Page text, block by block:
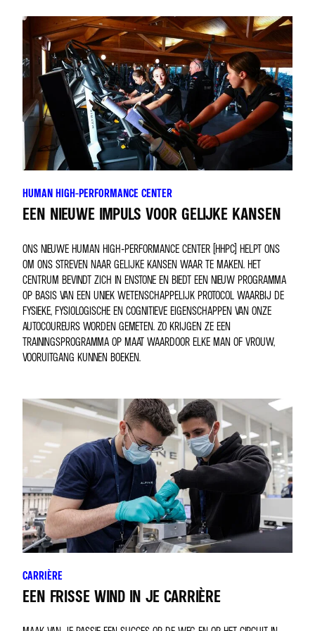
HUMAN HIGH-PERFORMANCE CENTER
EEN NIEUWE IMPULS VOOR GELIJKE KANSEN
ONS NIEUWE HUMAN HIGH-PERFORMANCE CENTER (HHPC) HELPT ONS
OM ONS STREVEN NAAR GELIJKE KANSEN WAAR TE MAKEN. HET
CENTRUM BEVINDT ZICH IN ENSTONE EN BIEDT EEN NIEUW PROGRAMMA
OP BASIS VAN EEN UNIEK WETENSCHAPPELIJK PROTOCOL WAARBIJ DE
FYSIEKE, FYSIOLOGISCHE EN COGNITIEVE EIGENSCHAPPEN VAN ONZE
AUTOCOUREURS WORDEN GEMETEN. ZO KRIJGEN ZE EEN
TRAININGSPROGRAMMA OP MAAT WAARDOOR ELKE MAN OF VROUW,
VOORUITGANG KUNNEN BOEKEN.
CARRIÈRE
EEN FRISSE WIND IN JE CARRIÈRE